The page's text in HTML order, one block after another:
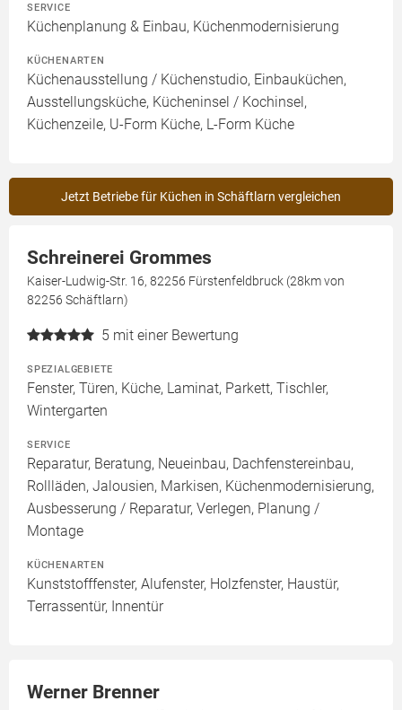
SERVICE
Küchenplanung & Einbau, Küchenmodernisierung
KÜCHENARTEN
Küchenausstellung / Küchenstudio, Einbauküchen,
Ausstellungsküche, Kücheninsel / Kochinsel,
Küchenzeile, U-Form Küche, L-Form Küche
Jetzt Betriebe für Küchen in Schäftlarn vergleichen
Schreinerei Grommes
Kaiser-Ludwig-Str. 16, 82256 Fürstenfeldbruck (28km von
82256 Schäftlarn)
5 mit einer Bewertung
SPEZIALGEBIETE
Fenster, Türen, Küche, Laminat, Parkett, Tischler,
Wintergarten
SERVICE
Reparatur, Beratung, Neueinbau, Dachfenstereinbau,
Rollläden, Jalousien, Markisen, Küchenmodernisierung,
Ausbesserung / Reparatur, Verlegen, Planung /
Montage
KÜCHENARTEN
Kunststofffenster, Alufenster, Holzfenster, Haustür,
Terrassentür, Innentür
Werner Brenner